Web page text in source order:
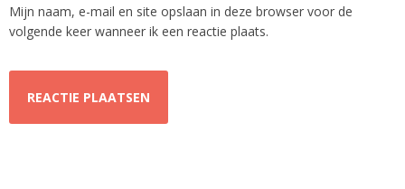
Mijn naam, e-mail en site opslaan in deze browser voor de
volgende keer wanneer ik een reactie plaats.